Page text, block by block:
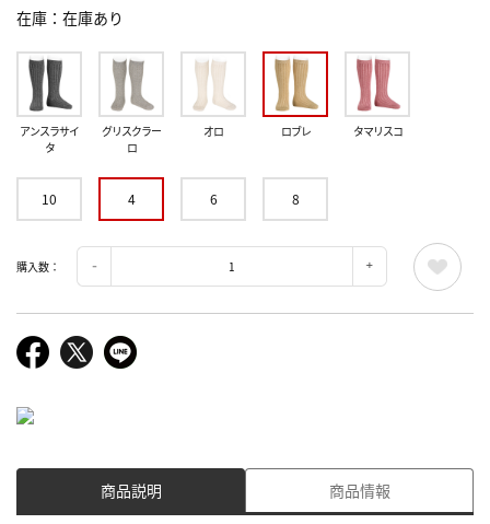
在庫 在庫あり
アンスラサイ
タ
グリスクラー
ロ
オロ ロブレ タマリスコ
10 4 6 8
購入数：
商品説明 商品情報